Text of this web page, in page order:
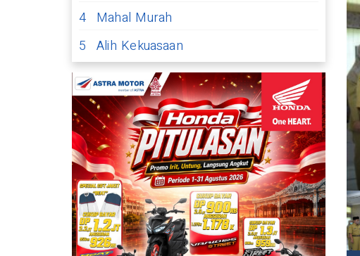
4 Mahal Murah
5 Alih Kekuasaan
Bupati Tegal Larang Sekolah
Pada Siswa Didik